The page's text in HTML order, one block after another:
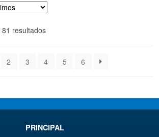
resultadosOrdenado
últimos
2 3 4 5 6
PRINCIPAL